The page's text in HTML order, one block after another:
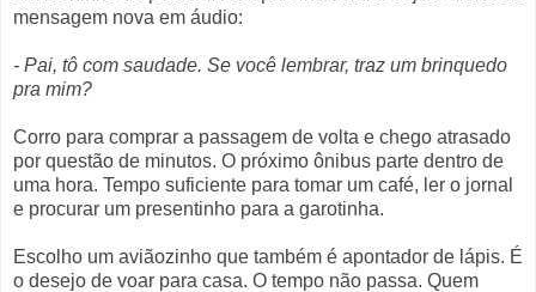
mensagem nova em áudio:
- Pai, tô com saudade. Se você lembrar, traz um brinquedo
pra mim?
Corro para comprar a passagem de volta e chego atrasado
por questão de minutos. O próximo ônibus parte dentro de
uma hora. Tempo suficiente para tomar um café, ler o jornal
e procurar um presentinho para a garotinha.
Escolho um aviãozinho que também é apontador de lápis. É
o desejo de voar para casa. O tempo não passa. Quem